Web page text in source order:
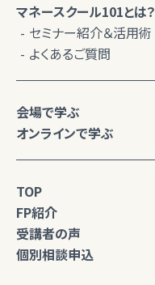
マネースクール101とは？
セミナー紹介＆活用術
よくあるご質問
会場で学ぶ
オンラインで学ぶ
TOP
FP紹介
受講者の声
個別相談申込